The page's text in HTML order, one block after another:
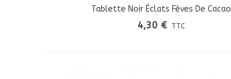
Tablette Noir Éclats Fèves De Cacao
4,30 € TTC